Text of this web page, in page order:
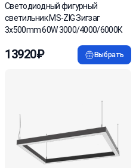
Светодиодный фигурный
светильник MS-ZIG Зигзаг
3x500mm 60W 3000/4000/6000К
13920₽ Выбрать